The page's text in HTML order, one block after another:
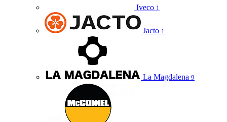
Iveco 1
Jacto 1
La Magdalena 9